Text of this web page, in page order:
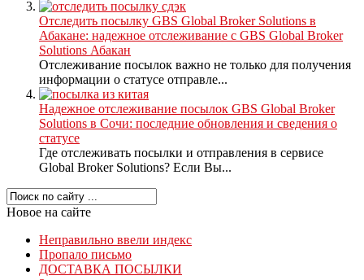
Отследить посылку GBS Global Broker Solutions в
Абакане: надежное отслеживание с GBS Global Broker
Solutions Абакан
Отслеживание посылок важно не только для получения
информации о статусе отправле...
Надежное отслеживание посылок GBS Global Broker
Solutions в Сочи: последние обновления и сведения о
статусе
Где отслеживать посылки и отправления в сервисе
Global Broker Solutions? Если Вы...
Новое на сайте
Неправильно ввели индекс
Пропало письмо
ДОСТАВКА ПОСЫЛКИ